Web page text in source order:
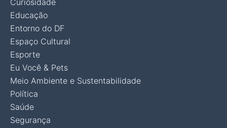
Curiosidade
Educação
Entorno do DF
Espaço Cultural
Esporte
Eu Você & Pets
Meio Ambiente e Sustentabilidade
Política
Saúde
Segurança